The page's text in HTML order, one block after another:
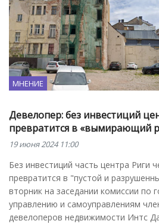
МНЕНИЕ
Девелопер: без инвестиций
превратится в «вымирающий
19 июня 2024 11:00
Без инвестиций часть центра Риги
превратится в "пустой и
вторник на заседании комиссии по
управлению и самоуправлениям
девелоперов недвижимости Интс